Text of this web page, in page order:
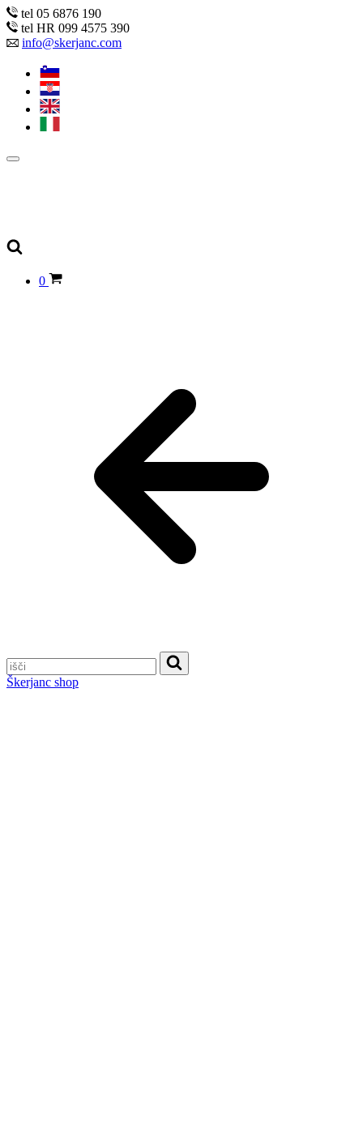
tel 05 6876 190
tel HR 099 4575 390
info@skerjanc.com
0
Škerjanc shop